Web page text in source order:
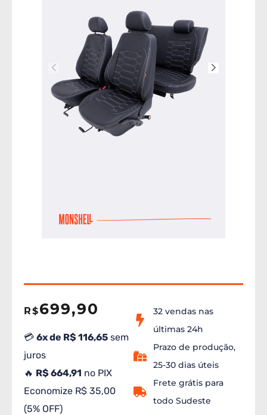
R$699,90
💳 6x de R$ 116,65 sem
juros
🔥 R$ 664,91 no PIX
Economize R$ 35,00
(5% OFF)
32 vendas nas
últimas 24h
Prazo de produção,
25-30 dias úteis
Frete grátis para
todo Sudeste